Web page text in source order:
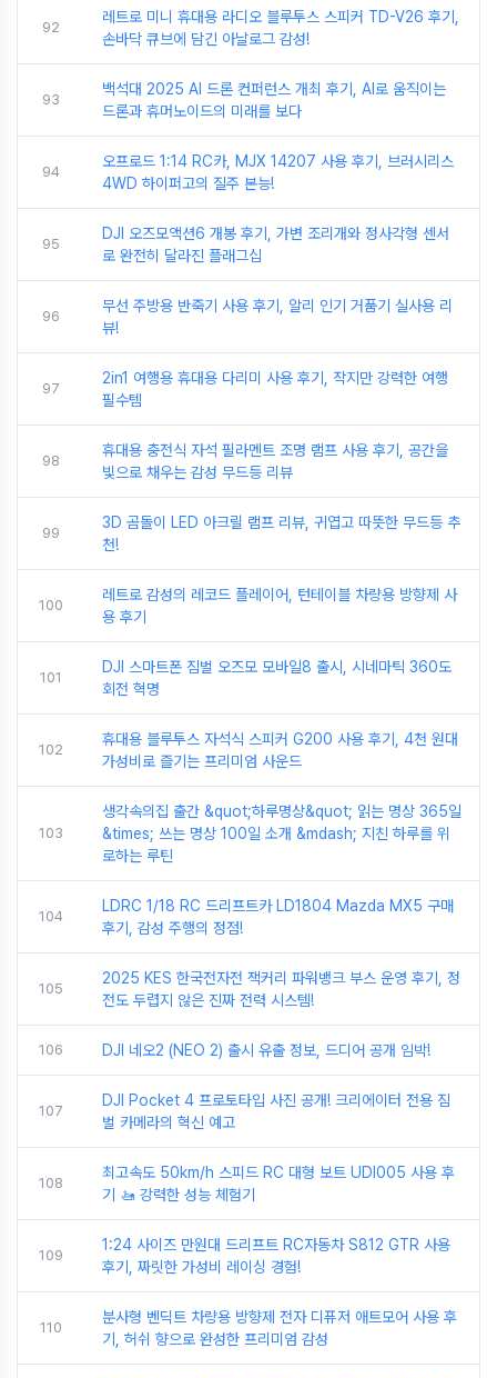
92
레트로 미니 휴대용 라디오 블루투스 스피커 TD-V26 후기,
손바닥 큐브에 담긴 아날로그 감성!
93
백석대 2025 AI 드론 컨퍼런스 개최 후기, AI로 움직이는
드론과 휴머노이드의 미래를 보다
94
오프로드 1:14 RC카, MJX 14207 사용 후기, 브러시리스
4WD 하이퍼고의 질주 본능!
95
DJI 오즈모액션6 개봉 후기, 가변 조리개와 정사각형 센서
로 완전히 달라진 플래그십
96
무선 주방용 반죽기 사용 후기, 알리 인기 거품기 실사용 리
뷰!
97
2in1 여행용 휴대용 다리미 사용 후기, 작지만 강력한 여행
필수템
98
휴대용 충전식 자석 필라멘트 조명 램프 사용 후기, 공간을
빛으로 채우는 감성 무드등 리뷰
99
3D 곰돌이 LED 아크릴 램프 리뷰, 귀엽고 따뜻한 무드등 추
천!
100
레트로 감성의 레코드 플레이어, 턴테이블 차량용 방향제 사
용 후기
101
DJI 스마트폰 짐벌 오즈모 모바일8 출시, 시네마틱 360도
회전 혁명
102
휴대용 블루투스 자석식 스피커 G200 사용 후기, 4천 원대
가성비로 즐기는 프리미엄 사운드
103
생각속의집 출간 &quot;하루명상&quot; 읽는 명상 365일
&times; 쓰는 명상 100일 소개 &mdash; 지친 하루를 위
로하는 루틴
104
LDRC 1/18 RC 드리프트카 LD1804 Mazda MX5 구매
후기, 감성 주행의 정점!
105
2025 KES 한국전자전 잭커리 파워뱅크 부스 운영 후기, 정
전도 두렵지 않은 진짜 전력 시스템!
106 DJI 네오2 (NEO 2) 출시 유출 정보, 드디어 공개 임박!
107
DJI Pocket 4 프로토타입 사진 공개! 크리에이터 전용 짐
벌 카메라의 혁신 예고
108
최고속도 50km/h 스피드 RC 대형 보트 UDI005 사용 후
기 🚤 강력한 성능 체험기
109
1:24 사이즈 만원대 드리프트 RC자동차 S812 GTR 사용
후기, 짜릿한 가성비 레이싱 경험!
110
분사형 벤딕트 차량용 방향제 전자 디퓨저 애트모어 사용 후
기, 허쉬 향으로 완성한 프리미엄 감성